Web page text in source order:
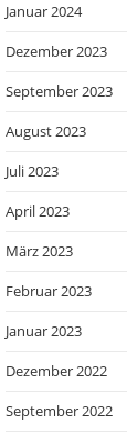
Januar 2024
Dezember 2023
September 2023
August 2023
Juli 2023
April 2023
März 2023
Februar 2023
Januar 2023
Dezember 2022
September 2022